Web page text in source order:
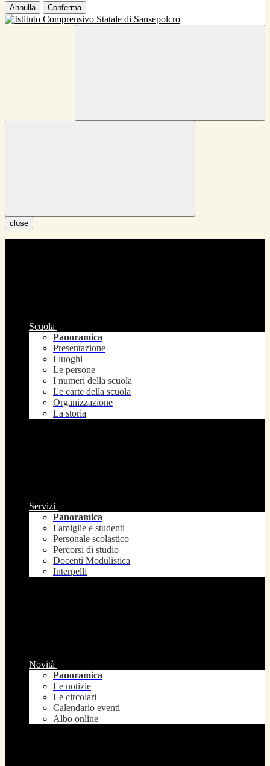
Annulla Conferma
close
Scuola
Panoramica
Presentazione
I luoghi
Le persone
I numeri della scuola
Le carte della scuola
Organizzazione
La storia
Servizi
Panoramica
Famiglie e studenti
Personale scolastico
Percorsi di studio
Docenti Modulistica
Interpelli
Novità
Panoramica
Le notizie
Le circolari
Calendario eventi
Albo online